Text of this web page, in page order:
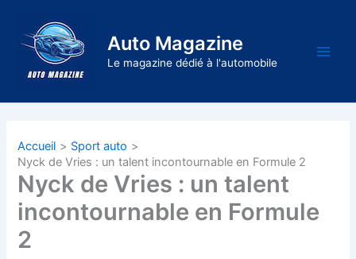
contenu
Auto Magazine
Le magazine dédié à l'automobile
Accueil
Sport auto
Nyck de Vries : un talent incontournable en Formule 2
Nyck de Vries : un talent
incontournable en Formule
2